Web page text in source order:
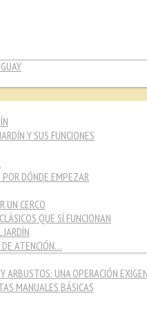
Y SUS FUNCIONES
POR DÓNDE EMPEZAR
UN CERCO
QUE SÍ FUNCIONAN
DE ATENCIÓN…
ARBUSTOS: UNA OPERACIÓN
MANUALES BÁSICAS